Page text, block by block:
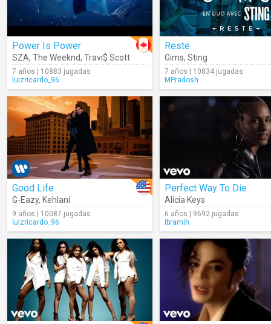
Power Is Power
SZA, The Weeknd, Travi$ Scott
7 años | 10883 jugadas
luizricardo_96
Reste
Gims, Sting
7 años | 10834 jugadas
MPradosh
Good Life
G-Eazy, Kehlani
9 años | 10087 jugadas
luizricardo_96
Perfect Way To Die
Alicia Keys
6 años | 9692 jugadas
Ibramih